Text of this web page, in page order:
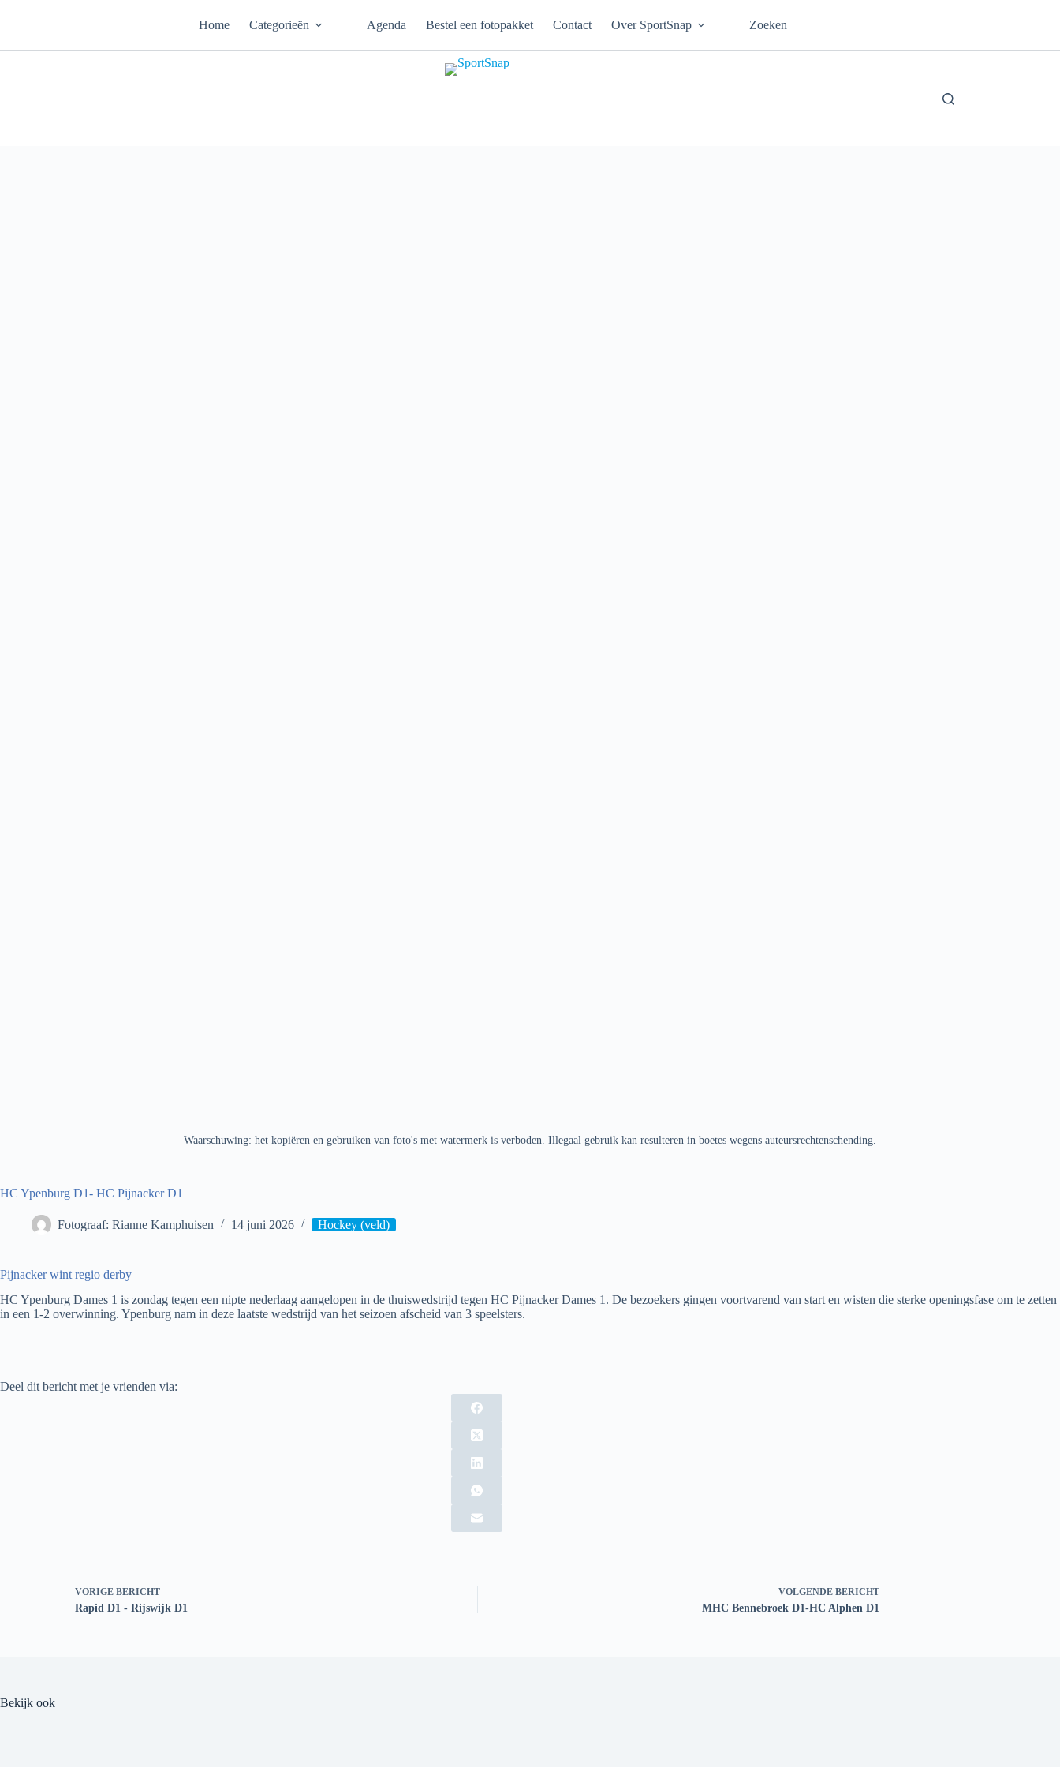
inhoud
Home Categorieën Agenda Bestel een fotopakket Contact Over SportSnap Zoeken
Waarschuwing: het kopiëren en gebruiken van foto's met watermerk is verboden. Illegaal gebruik kan resulteren in boetes wegens auteursrechtenschending.
HC Ypenburg D1- HC Pijnacker D1
Fotograaf: Rianne Kamphuisen 14 juni 2026 Hockey (veld)
Pijnacker wint regio derby
HC Ypenburg Dames 1 is zondag tegen een nipte nederlaag aangelopen in de thuiswedstrijd tegen HC Pijnacker Dames 1. De bezoekers gingen voortvarend van start en wisten die sterke openingsfase om te zetten
in een 1-2 overwinning. Ypenburg nam in deze laatste wedstrijd van het seizoen afscheid van 3 speelsters.
Deel dit bericht met je vrienden via:
VORIGE BERICHT
Rapid D1 - Rijswijk D1
VOLGENDE BERICHT
MHC Bennebroek D1-HC Alphen D1
Bekijk ook